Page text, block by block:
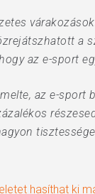
a
az e-sport
az e-
hasíthat ki